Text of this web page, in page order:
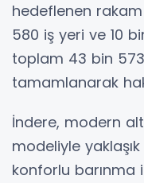
hedeflenen
580 iş yeri ve 10
toplam 43 bin
tamamlanarak
İndere, modern
modeliyle
konforlu barınma